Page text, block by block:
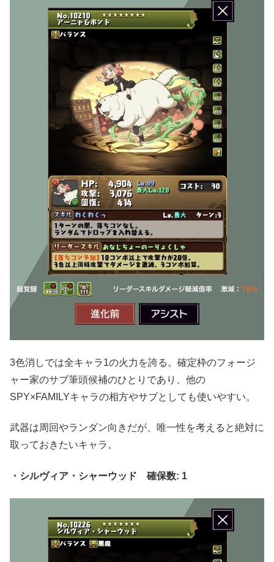
3色消しでは全キャラ1の火力を誇る。確定枠のフォージ
ャー家のサブ筆頭候補のひとりであり、他の
SPY×FAMILYキャラの相方やサブとしても使いやすい。
武器は周回やランダン向きだが、唯一性を考えると絶対に
取っておきたいキャラ。
・シルヴィア・シャーウッド 確保数: 1